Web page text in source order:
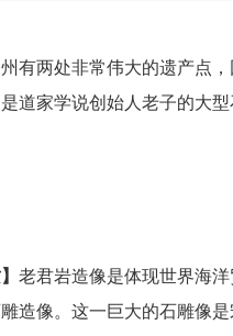
两处非常伟大的遗产点，
道家学说创始人老子的大
老君岩造像是体现世界海
造像。这一巨大的石雕像